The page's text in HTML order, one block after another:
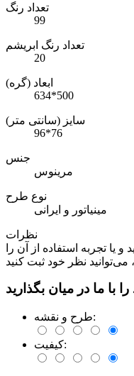
تعداد رنگ
99
تعداد رنگ ابریشم
20
ابعاد (گره)
634*500
سایز (سانتی متر)
96*76
جنس
مرینوس
نوع طرح
مینیاتور و ایرانی
نظرات
یا تجربه استفاده از آن را
طرح و نقشه:
کیفیت: